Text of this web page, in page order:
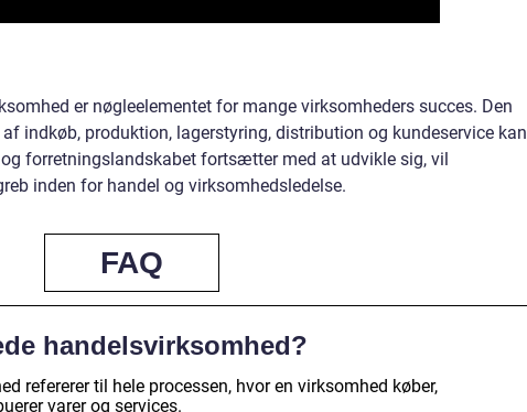
er nøgleelementet for mange virksomheders succes. Den
indkøb, produktion, lagerstyring, distribution og kundeservice kan
forretningslandskabet fortsætter med at udvikle sig, vil
inden for handel og virksomhedsledelse.
FAQ
handelsvirksomhed?
refererer til hele processen, hvor en virksomhed køber,
varer og services.